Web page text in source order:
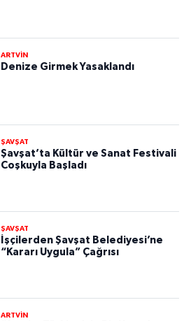
ARTVİN
Denize Girmek Yasaklandı
ŞAVŞAT
Şavşat’ta Kültür ve Sanat Festivali
Coşkuyla Başladı
ŞAVŞAT
İşçilerden Şavşat Belediyesi’ne
“Kararı Uygula” Çağrısı
ARTVİN